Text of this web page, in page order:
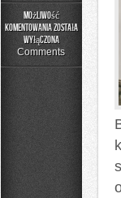
Możliwość
komentowania
Urbanistyka
Miasta
została
wyłączona
Comments